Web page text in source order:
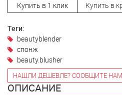
Купить в 1 клик Купить в
Теги:
beautyblender
спонж
beauty.blusher
НАШЛИ ДЕШЕВЛЕ? СООБЩИТЕ НАМ
ОПИСАНИЕ